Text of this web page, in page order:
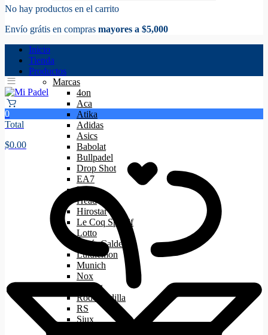
No hay productos en el carrito
Envío grátis en compras mayores a $5,000
Inicio
Tienda
Productos
Marcas
4on
Aca
Atika
Adidas
Asics
Babolat
Bullpadel
Drop Shot
EA7
Floky
Head
Hirostar
Le Coq Sportif
Lotto
Lucía Calderón
Lululemon
Munich
Nox
Oxdog
Rodo Padilla
RS
Siux
0
Total
$0.00